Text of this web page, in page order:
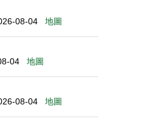
08-04 地圖
04 地圖
08-04 地圖